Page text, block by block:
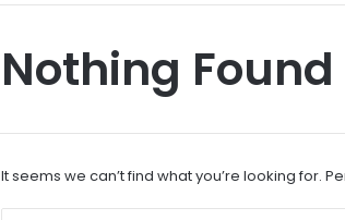
Nothing Found
It seems we can’t find what you’re looking for.